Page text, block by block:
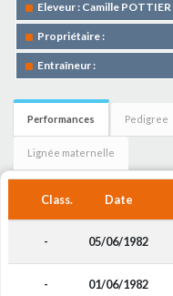
Eleveur : Camille POTTIER
Propriétaire :
Entraîneur :
Performances Pedigree
Lignée maternelle
Class. Date
- 05/06/1982
- 01/06/1982